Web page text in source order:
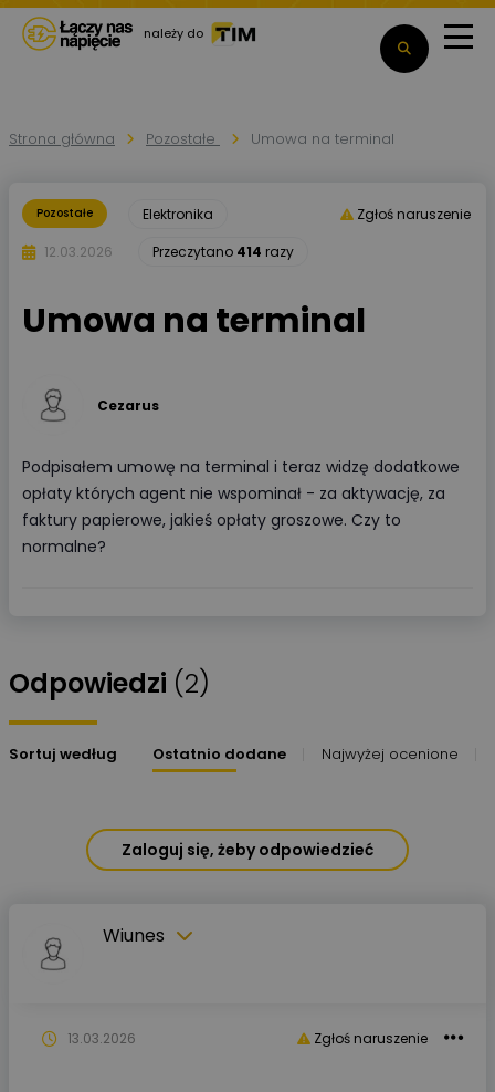
należy do
Strona główna Pozostałe Umowa na terminal
Elektronika
Pozostałe
12.03.2026 Przeczytano 414 razy
Zgłoś naruszenie
Umowa na terminal
Cezarus
Podpisałem umowę na terminal i teraz widzę dodatkowe
opłaty których agent nie wspominał - za aktywację, za
faktury papierowe, jakieś opłaty groszowe. Czy to
normalne?
Odpowiedzi (2)
Sortuj według Ostatnio dodane Najwyżej ocenione
Zaloguj się, żeby odpowiedzieć
Wiunes
Zgłoś naruszenie
13.03.2026